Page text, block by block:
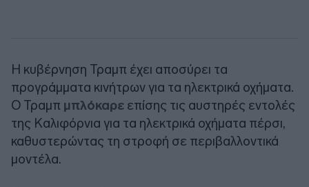
Η κυβέρνηση Τραμπ έχει αποσύρει τα
προγράμματα κινήτρων για τα ηλεκτρικά οχήματα.
Ο Τραμπ μπλόκαρε επίσης τις αυστηρές εντολές
της Καλιφόρνια για τα ηλεκτρικά οχήματα πέρσι,
καθυστερώντας τη στροφή σε περιβαλλοντικά
μοντέλα.